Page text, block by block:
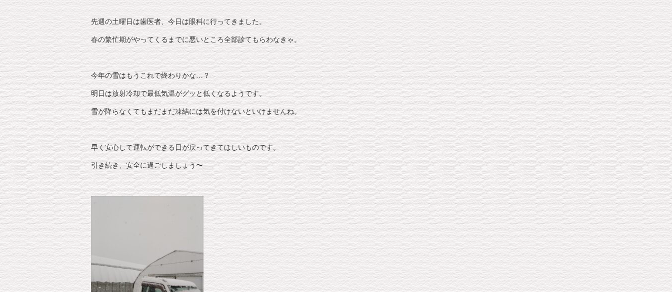
先週の土曜日は歯医者、今日は眼科に行ってきました。
春の繁忙期がやってくるまでに悪いところ全部診てもらわなきゃ。
今年の雪はもうこれで終わりかな…？
明日は放射冷却で最低気温がグッと低くなるようです。
雪が降らなくてもまだまだ凍結には気を付けないといけませんね。
早く安心して運転ができる日が戻ってきてほしいものです。
引き続き、安全に過ごしましょう〜